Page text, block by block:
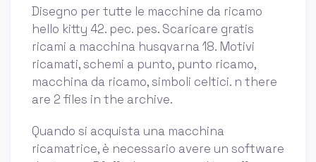
Disegno per tutte le macchine da ricamo
hello kitty 42. pec. pes. Scaricare gratis
ricami a macchina husqvarna 18. Motivi
ricamati, schemi a punto, punto ricamo,
macchina da ricamo, simboli celtici. n there
are 2 files in the archive.
Quando si acquista una macchina
ricamatrice, è necessario avere un software